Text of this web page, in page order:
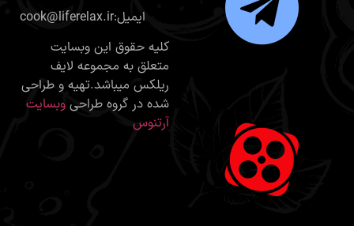
cook@liferelax.ir:ایمیل
کلیه حقوق این وبسایت
متعلق به مجموعه لایف
ریلکس میباشد.تهیه و طراحی
شده در گروه طراحی وبسایت
آرتنوس